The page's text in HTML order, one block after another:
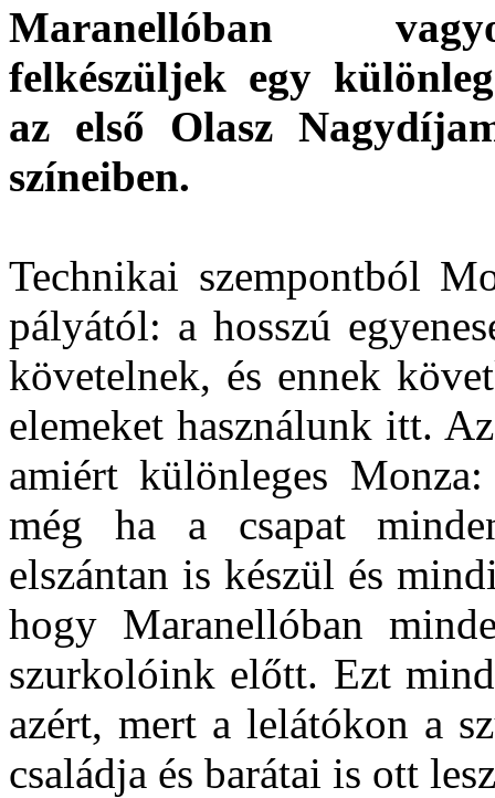
Maranellóban
felkészüljek egy
az első Olasz
színeiben.
Technikai szempontból
pályától: a hosszú
követelnek, és ennek
elemeket használunk itt.
amiért különleges
még ha a csapat
elszántan is készül és
hogy Maranellóban
szurkolóink előtt. Ezt
azért, mert a lelátókon a
családja és barátai is ott